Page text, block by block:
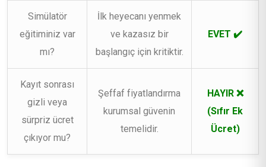
Simülatör
eğitiminiz var
mı?
İlk heyecanı yenmek
ve kazasız bir
başlangıç için kritiktir.
EVET ✔️
Kayıt sonrası
gizli veya
sürpriz ücret
çıkıyor mu?
Şeffaf fiyatlandırma
kurumsal güvenin
temelidir.
HAYIR ❌
(Sıfır Ek
Ücret)